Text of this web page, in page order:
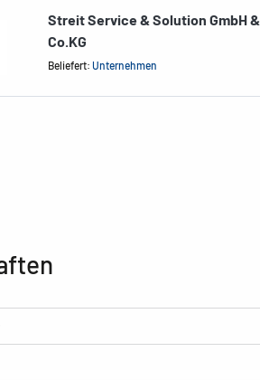
Streit Service & Solution GmbH &
Co.KG
Beliefert: Unternehmen